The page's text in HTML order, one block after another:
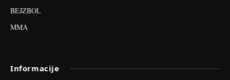
BEJZBOL
MMA
Informacije